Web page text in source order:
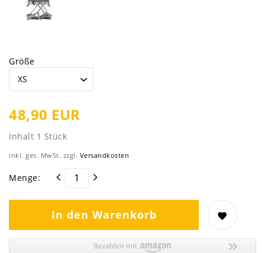
Größe
48,90 EUR
Inhalt 1 Stück
inkl. ges. MwSt. zzgl. Versandkosten
Menge:
In den Warenkorb